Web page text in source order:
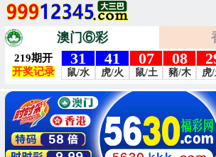
澳门⑥彩